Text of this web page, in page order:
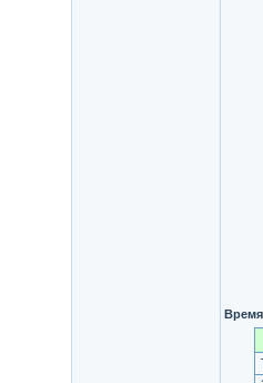
Время